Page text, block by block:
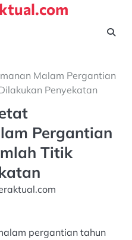
Malam Pergantian
Penyekatan
Pergantian
Titik
pergantian tahun